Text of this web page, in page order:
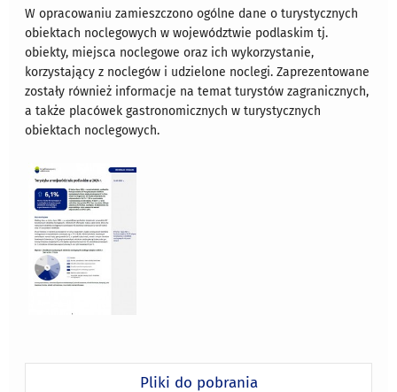
W opracowaniu zamieszczono ogólne dane o turystycznych
obiektach noclegowych w województwie podlaskim tj.
obiekty, miejsca noclegowe oraz ich wykorzystanie,
korzystający z noclegów i udzielone noclegi. Zaprezentowane
zostały również informacje na temat turystów zagranicznych,
a także placówek gastronomicznych w turystycznych
obiektach noclegowych.
Pliki do pobrania